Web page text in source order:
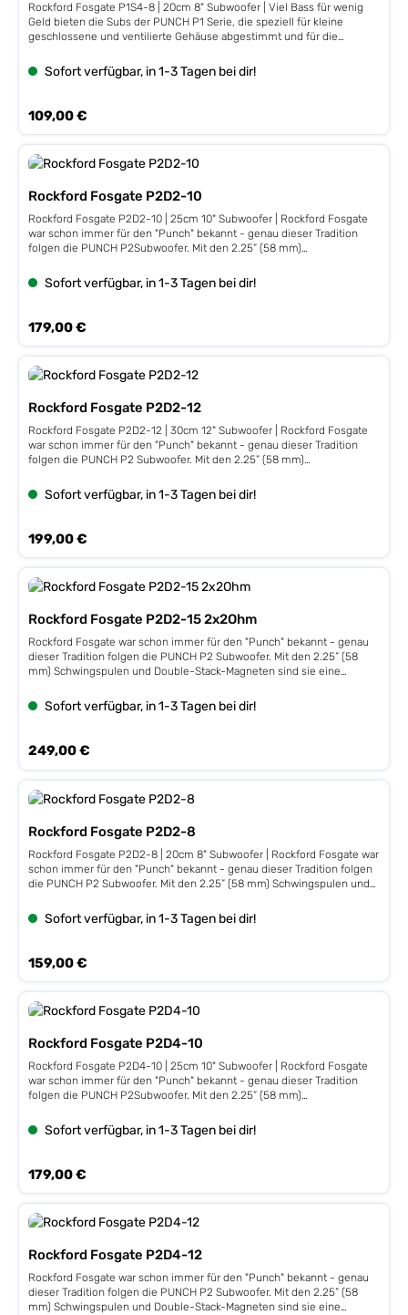
Rockford Fosgate P1S4-8 | 20cm 8" Subwoofer | Viel Bass für wenig
Geld bieten die Subs der PUNCH P1 Serie, die speziell für kleine
geschlossene und ventilierte Gehäuse abgestimmt und für die
Leistung 200 / 400 Watt, 4 ΩImpedanz 2 Ω, 50 mm / 2" VC,
Stahlkorb,Fs 40 Hz, Qts 0,48, VAS 12,0 L, 84 dB, Xmax 8
Sofort verfügbar, in 1-3 Tagen bei dir!
Regulärer Preis:
109,00 €
Rockford Fosgate P2D2-10
Rockford Fosgate P2D2-10 | 25cm 10" Subwoofer | Rockford Fosgate
war schon immer für den "Punch" bekannt - genau dieser Tradition
folgen die PUNCH P2Subwoofer. Mit den 2.25” (58 mm)
realisierende Bass-Verstärkung für nahezu jedes Fahrzeug, denn die
PUNCH P2 Subs wirken am besten in geschlossenen und ventilierten
Ω, 58 mm / 2,25" VC,Fs 29 Hz, Qts 0,50, VAS 35,4 L, 84 dB, Xmax 11
mmEinbautiefe 150 mm, Einbauöffnung 232 mm
Sofort verfügbar, in 1-3 Tagen bei dir!
Regulärer Preis:
179,00 €
Rockford Fosgate P2D2-12
Rockford Fosgate P2D2-12 | 30cm 12" Subwoofer | Rockford Fosgate
war schon immer für den "Punch" bekannt - genau dieser Tradition
folgen die PUNCH P2 Subwoofer. Mit den 2.25” (58 mm)
realisierende Bass-Verstärkung für nahezu jedes Fahrzeug, denn die
PUNCH P2 Subs wirken am besten in geschlossenen und ventilierten
Ω, 58 mm / 2,25" VC,Fs 26 Hz, Qts 0,52, VAS 81,5 L, 86 dB, Xmax 13,3
mmEinbautiefe 163 mm, Einbauöffnung 285 mm
Sofort verfügbar, in 1-3 Tagen bei dir!
Regulärer Preis:
199,00 €
Rockford Fosgate P2D2-15 2x2Ohm
Rockford Fosgate war schon immer für den "Punch" bekannt - genau
dieser Tradition folgen die PUNCH P2 Subwoofer. Mit den 2.25” (58
mm) Schwingspulen und Double-Stack-Magneten sind sie eine
denn die PUNCH P2 Subs wirken am besten in geschlossenen und
ventilierten Gehäusen. Leistung 400 / 800 Watt, Stahlkorb, Dual 2
86 dB, Xmax 13,3 mmEinbautiefe 187 mm, Einbauöffnung 353 mm
Sofort verfügbar, in 1-3 Tagen bei dir!
Regulärer Preis:
249,00 €
Rockford Fosgate P2D2-8
Rockford Fosgate P2D2-8 | 20cm 8" Subwoofer | Rockford Fosgate war
schon immer für den "Punch" bekannt - genau dieser Tradition folgen
die PUNCH P2 Subwoofer. Mit den 2.25” (58 mm) Schwingspulen und
Verstärkung für nahezu jedes Fahrzeug, denn die PUNCH P2 Subs
wirken am besten in geschlossenen und ventilierten Gehäusen.
2,25" VC,Fs 40 Hz, Qts 0,46, VAS 9,9 L, 83 dB, Xmax 7,8 mmEinbautiefe
121 mm, Einbauöffnung 181 mm
Sofort verfügbar, in 1-3 Tagen bei dir!
Regulärer Preis:
159,00 €
Rockford Fosgate P2D4-10
Rockford Fosgate P2D4-10 | 25cm 10" Subwoofer | Rockford Fosgate
war schon immer für den "Punch" bekannt - genau dieser Tradition
folgen die PUNCH P2Subwoofer. Mit den 2.25” (58 mm)
realisierende Bass-Verstärkung für nahezu jedes Fahrzeug, denn die
PUNCH P2 Subs wirken am besten in geschlossenen und ventilierten
Ω, 58 mm / 2,25" VC,Fs 29 Hz, Qts 0,50, VAS 35,4 L, 84 dB, Xmax 11
mmEinbautiefe 150 mm, Einbauöffnung 232 mm
Sofort verfügbar, in 1-3 Tagen bei dir!
Regulärer Preis:
179,00 €
Rockford Fosgate P2D4-12
Rockford Fosgate war schon immer für den "Punch" bekannt - genau
dieser Tradition folgen die PUNCH P2 Subwoofer. Mit den 2.25” (58
mm) Schwingspulen und Double-Stack-Magneten sind sie eine